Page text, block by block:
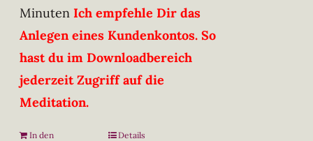
Minuten Ich empfehle Dir das
Anlegen eines Kundenkontos. So
hast du im Downloadbereich
jederzeit Zugriff auf die
Meditation.
In den
Details